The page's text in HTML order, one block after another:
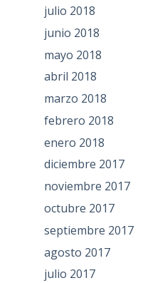
julio 2018
junio 2018
mayo 2018
abril 2018
marzo 2018
febrero 2018
enero 2018
diciembre 2017
noviembre 2017
octubre 2017
septiembre 2017
agosto 2017
julio 2017